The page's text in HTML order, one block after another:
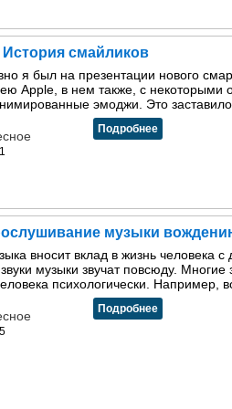
История смайликов
я был на презентации нового
Apple, в нем также, с некоторыми
эмоджи. Это заставило
Подробнее
музыки
вносит вклад в жизнь человека с
музыки звучат повсюду. Многие
психологически. Например,
Подробнее